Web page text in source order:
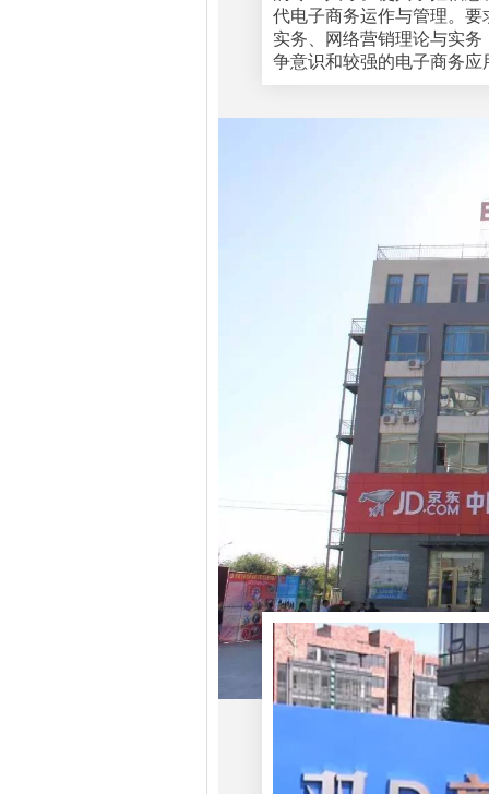
代电子商务运作与管理。
实务、网络营销理论与实
争意识和较强的电子商务应